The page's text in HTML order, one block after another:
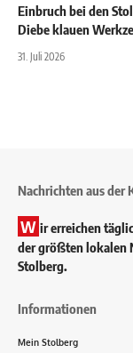
Einbruch bei den
Diebe klauen
31. Juli 2026
Nachrichten aus der
W ir erreichen
der größten lokalen
Stolberg.
Informationen
Mein Stolberg